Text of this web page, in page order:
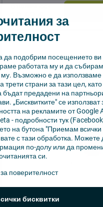
В наличност
10,63 € Добави
iRobot Roomba 600
филтър 2 бр.
за
да подобрим посещението ви
работата му и да
му. Възможно е да използваме
трети страни за тази цел, като
бъдат предадени на
„Бисквитките" се използват
на рекламите от Google
- подробности тук
на бутона "Приемам всички
с тази обработка. Можете
по-долу или да
си.
поверителност
бисквитки